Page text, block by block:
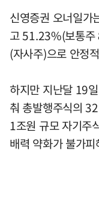
신영증권 오너일가
고 51.23%(보통주
(자사주)으로 안정
하지만 지난달 19
춰 총발행주식의
1조원 규모 자기주
배력 약화가 불가피